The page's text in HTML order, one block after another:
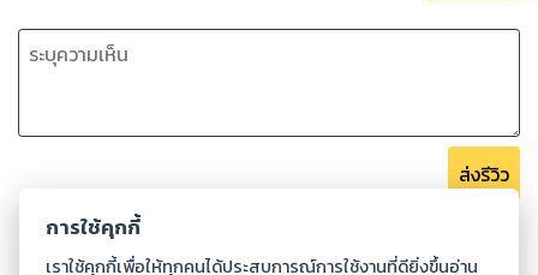
โครเมี่ยม (Chromium) 30
มะระขี้นก 32
Alpha-Lipoic Acid (ALA) 37
ไฟเบอร์/ไซเลียม 38
ส่งรีวิว
การใช้คุกกี้
เราใช้คุกกี้เพื่อให้ทุกคนได้ประสบการณ์การใช้งานที่ดียิ่งขึ้นอ่าน